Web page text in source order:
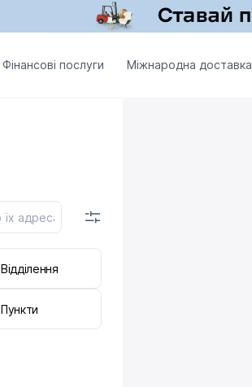
Фінансові послуги Міжнародна доставка
Відділення
Пункти